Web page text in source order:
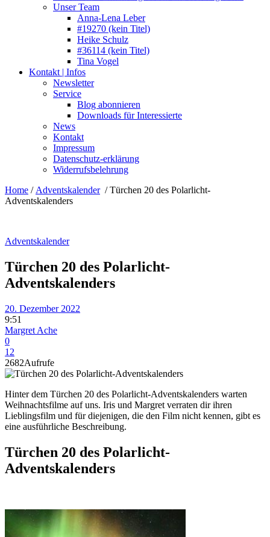
Unser Team
Anna-Lena Leber
#19270 (kein Titel)
Heike Schulz
#36114 (kein Titel)
Tina Vogel
Kontakt | Infos
Newsletter
Service
Blog abonnieren
Downloads für Interessierte
News
Kontakt
Impressum
Datenschutz-erklärung
Widerrufsbelehrung
Home / Adventskalender /Türchen 20 des Polarlicht-
Adventskalenders
Adventskalender
Türchen 20 des Polarlicht-
Adventskalenders
20. Dezember 2022
9:51
Margret Ache
0
12
2682Aufrufe
Hinter dem Türchen 20 des Polarlicht-Adventskalenders warten
Weihnachtsfilme auf uns. Iris und Margret verraten dir ihren
Lieblingsfilm und für diejenigen, die den Film nicht kennen, gibt es
eine ausführliche Beschreibung.
Türchen 20 des Polarlicht-
Adventskalenders